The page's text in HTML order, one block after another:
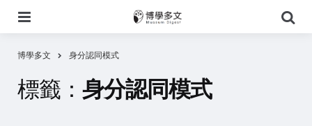
尋
博學多文 身分認同模式
標籤： 身分認同模式